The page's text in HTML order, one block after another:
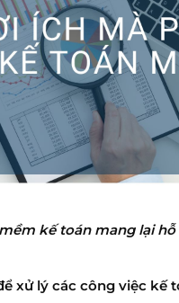
kế toán mang lại
xử lý các công việc kế